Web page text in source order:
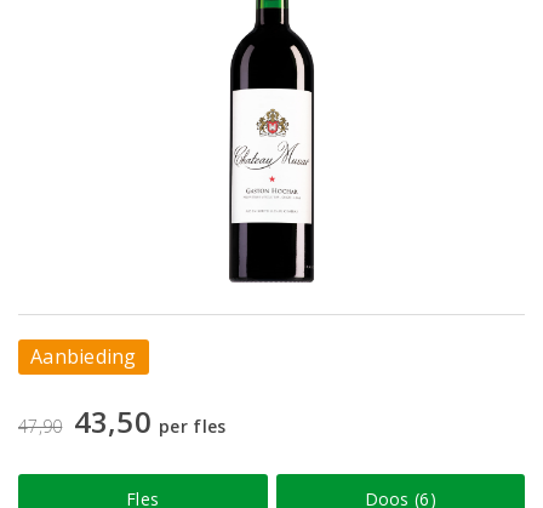
Aanbieding
47,90 43,50 per fles
Fles Doos (6)